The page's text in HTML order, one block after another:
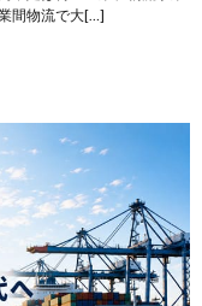
間物流で大[…]